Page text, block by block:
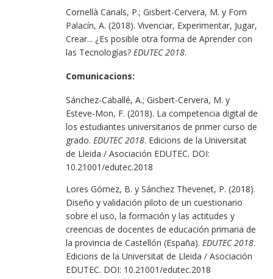
Cornellà Canals, P.; Gisbert-Cervera, M. y Forn
Palacín, A. (2018). Vivenciar, Experimentar, Jugar,
Crear... ¿Es posible otra forma de Aprender con
las Tecnologías? EDUTEC 2018.
Comunicacions:
Sánchez-Caballé, A.; Gisbert-Cervera, M. y
Esteve-Mon, F. (2018). La competencia digital de
los estudiantes universitarios de primer curso de
grado. EDUTEC 2018. Edicions de la Universitat
de Lleida / Asociación EDUTEC. DOI:
10.21001/edutec.2018
Lores Gómez, B. y Sánchez Thevenet, P. (2018).
Diseño y validación piloto de un cuestionario
sobre el uso, la formación y las actitudes y
creencias de docentes de educación primaria de
la provincia de Castellón (España). EDUTEC 2018.
Edicions de la Universitat de Lleida / Asociación
EDUTEC. DOI: 10.21001/edutec.2018